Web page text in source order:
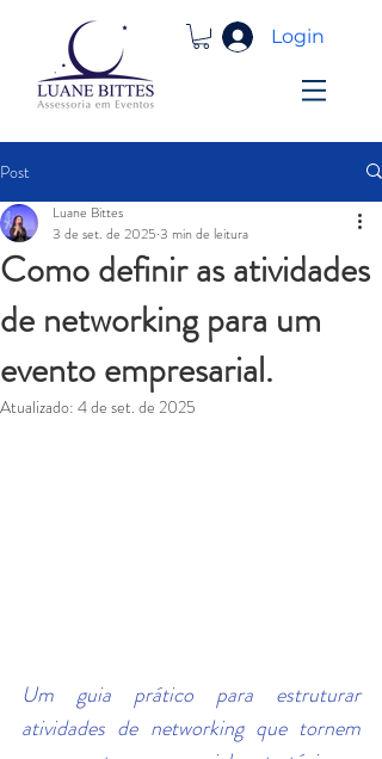
Login
Post
Como definir as atividades
de networking para um
evento empresarial.
Luane Bittes
3 de set. de 2025 3 min de leitura
Atualizado: 4 de set. de 2025
Um guia prático para estruturar
atividades de networking que tornem